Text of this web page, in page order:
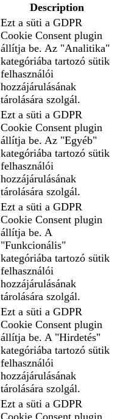
Description
Ezt a süti a GDPR
Cookie Consent plugin
állítja be. Az "Analitika"
kategóriába tartozó sütik
felhasználói
hozzájárulásának
tárolására szolgál.
Ezt a süti a GDPR
Cookie Consent plugin
állítja be. Az "Egyéb"
kategóriába tartozó sütik
felhasználói
hozzájárulásának
tárolására szolgál.
Ezt a süti a GDPR
Cookie Consent plugin
állítja be. A
"Funkcionális"
kategóriába tartozó sütik
felhasználói
hozzájárulásának
tárolására szolgál.
Ezt a süti a GDPR
Cookie Consent plugin
állítja be. A "Hirdetés"
kategóriába tartozó sütik
felhasználói
hozzájárulásának
tárolására szolgál.
Ezt a süti a GDPR